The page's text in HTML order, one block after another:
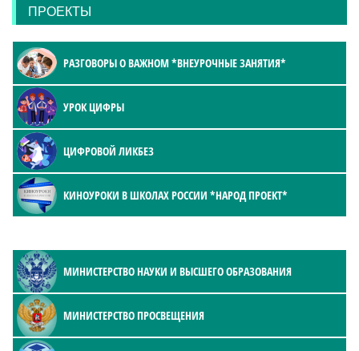
ПРОЕКТЫ
РАЗГОВОРЫ О ВАЖНОМ *ВНЕУРОЧНЫЕ ЗАНЯТИЯ*
УРОК ЦИФРЫ
ЦИФРОВОЙ ЛИКБЕЗ
КИНОУРОКИ В ШКОЛАХ РОССИИ *НАРОД ПРОЕКТ*
МИНИСТЕРСТВО НАУКИ И ВЫСШЕГО ОБРАЗОВАНИЯ
МИНИСТЕРСТВО ПРОСВЕЩЕНИЯ